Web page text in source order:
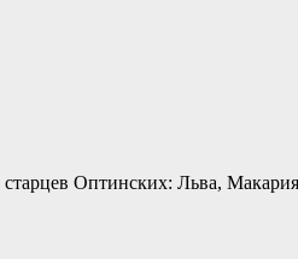
Оптинских: Льва,